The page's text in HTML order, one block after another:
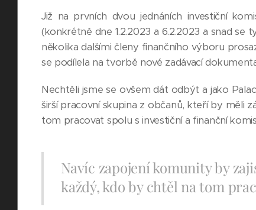
Již na prvních dvou jednáních investiční
(konkrétně dne 1.2.2023 a 6.2.2023 a snad
několika dalšími členy finančního výboru
se podílela na tvorbě nové zadávací
Nechtěli jsme se ovšem dát odbýt a jako
širší pracovní skupina z občanů, kteří by měli
tom pracovat spolu s investiční a finanční
Navíc zapojení komunity by
každý, kdo by chtěl na tom